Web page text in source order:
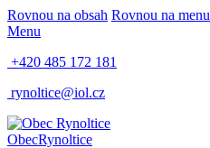
Rovnou na obsah Rovnou na menu
Menu
+420 485 172 181
rynoltice@iol.cz
ObecRynoltice